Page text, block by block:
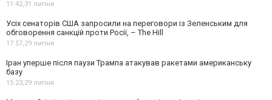
11:42,31 липня
Усіх сенаторів США запросили на переговори із Зеленським для
обговорення санкцій проти Росії, – The Hill
17:57,29 липня
Іран уперше після паузи Трампа атакував ракетами американську
базу
15:23,29 липня